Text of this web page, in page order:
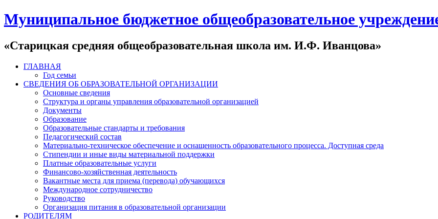
Муниципальное бюджетное общеобразовательное
«Старицкая средняя общеобразовательная школа им. И.Ф. Иванцова»
ГЛАВНАЯ
Год семьи
СВЕДЕНИЯ ОБ ОБРАЗОВАТЕЛЬНОЙ ОРГАНИЗАЦИИ
Основные сведения
Структура и органы управления образовательной организацией
Документы
Образование
Образовательные стандарты и требования
Педагогический состав
Материально-техническое обеспечение и оснащенность образовательного процесса. Доступная среда
Стипендии и иные виды материальной поддержки
Платные образовательные услуги
Финансово-хозяйственная деятельность
Вакантные места для приема (перевода) обучающихся
Международное сотрудничество
Руководство
Организация питания в образовательной организации
РОДИТЕЛЯМ